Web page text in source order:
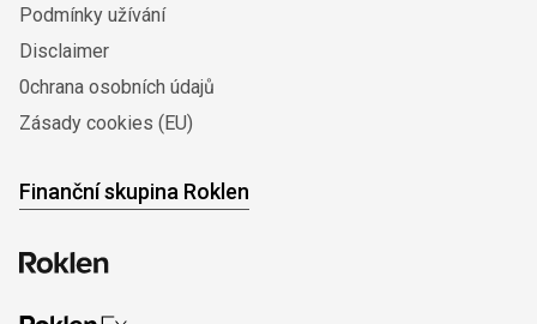
Podmínky užívání
Disclaimer
0chrana osobních údajů
Zásady cookies (EU)
Finanční skupina Roklen